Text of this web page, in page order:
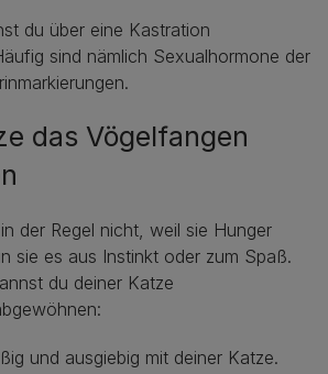
du über eine Kastration
sind nämlich Sexualhormone der
das Vögelfangen
der Regel nicht, weil sie Hunger
sie es aus Instinkt oder zum Spaß.
du deiner Katze
und ausgiebig mit deiner Katze.